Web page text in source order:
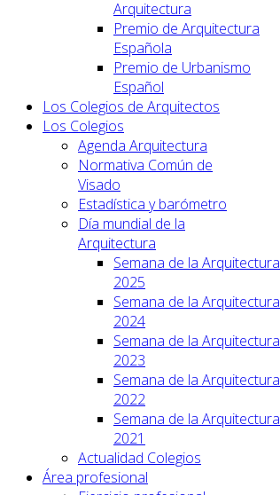
Arquitectura
Premio de Arquitectura
Española
Premio de Urbanismo
Español
Los Colegios de Arquitectos
Los Colegios
Agenda Arquitectura
Normativa Común de
Visado
Estadística y barómetro
Día mundial de la
Arquitectura
Semana de la Arquitectura
2025
Semana de la Arquitectura
2024
Semana de la Arquitectura
2023
Semana de la Arquitectura
2022
Semana de la Arquitectura
2021
Actualidad Colegios
Área profesional